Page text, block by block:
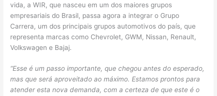
vida, a WIR, que nasceu em um dos maiores grupos
empresariais do Brasil, passa agora a integrar o Grupo
Carrera, um dos principais grupos automotivos do país, que
representa marcas como Chevrolet, GWM, Nissan, Renault,
Volkswagen e Bajaj.
“Esse é um passo importante, que chegou antes do esperado,
mas que será aproveitado ao máximo. Estamos prontos para
atender esta nova demanda, com a certeza de que este é o